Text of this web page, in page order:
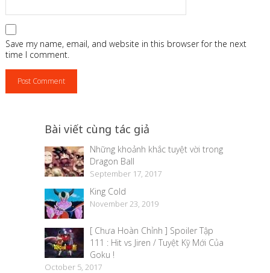
2) viết bài trên Blogger.Com:
Save my name, email, and website in this browser for the next
time I comment.
Bài viết cùng tác giả
Những khoảnh khắc tuyệt vời trong
Dragon Ball
September 17, 2017
King Cold
November 23, 2019
[ Ch­ưa Hoàn Chỉnh ] Spoiler Tập
111 : Hit vs Jiren / Tuyệt Kỹ Mới Của
Goku !
October 5, 2017